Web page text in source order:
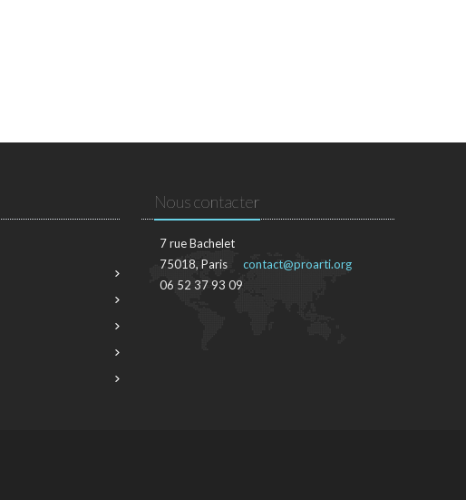
Nous contacter
7 rue Bachelet
75018, Paris
06 52 37 93 09
contact@proarti.org